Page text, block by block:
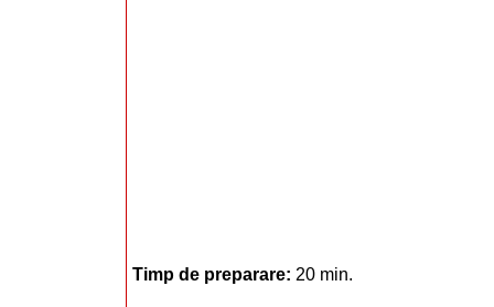
Timp de preparare: 20 min.